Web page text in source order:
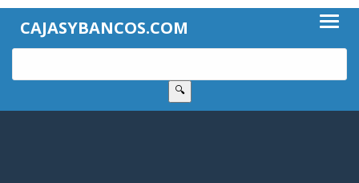
CAJASYBANCOS.COM
🔍